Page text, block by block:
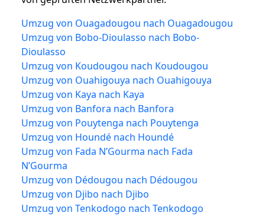
Umzug von Ouagadougou nach Ouagadougou
Umzug von Bobo-Dioulasso nach Bobo-
Dioulasso
Umzug von Koudougou nach Koudougou
Umzug von Ouahigouya nach Ouahigouya
Umzug von Kaya nach Kaya
Umzug von Banfora nach Banfora
Umzug von Pouytenga nach Pouytenga
Umzug von Houndé nach Houndé
Umzug von Fada N’Gourma nach Fada
N’Gourma
Umzug von Dédougou nach Dédougou
Umzug von Djibo nach Djibo
Umzug von Tenkodogo nach Tenkodogo